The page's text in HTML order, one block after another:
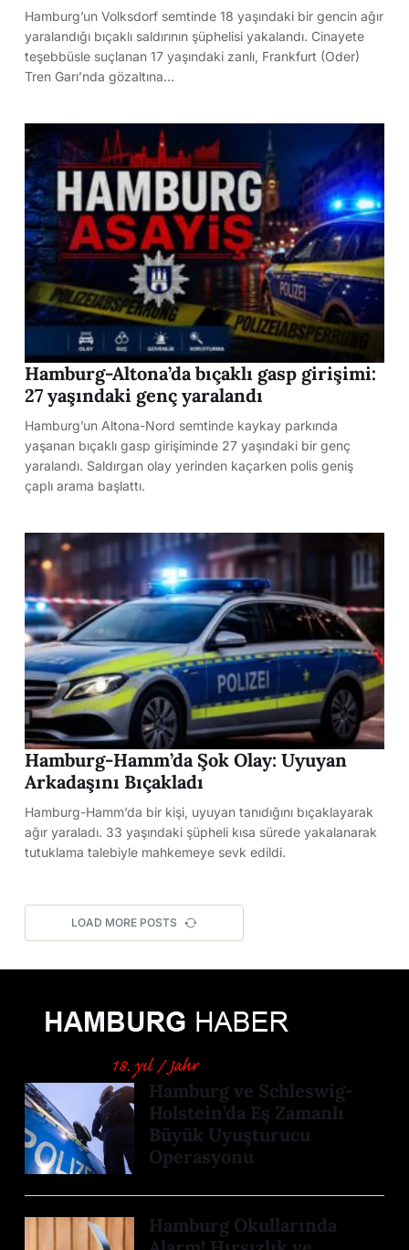
Hamburg’un Volksdorf semtinde 18 yaşındaki bir gencin ağır
yaralandığı bıçaklı saldırının şüphelisi yakalandı. Cinayete
teşebbüsle suçlanan 17 yaşındaki zanlı, Frankfurt (Oder)
Tren Garı’nda gözaltına…
Hamburg-Altona’da bıçaklı gasp girişimi:
27 yaşındaki genç yaralandı
Hamburg’un Altona-Nord semtinde kaykay parkında
yaşanan bıçaklı gasp girişiminde 27 yaşındaki bir genç
yaralandı. Saldırgan olay yerinden kaçarken polis geniş
çaplı arama başlattı.
Hamburg-Hamm’da Şok Olay: Uyuyan
Arkadaşını Bıçakladı
Hamburg-Hamm’da bir kişi, uyuyan tanıdığını bıçaklayarak
ağır yaraladı. 33 yaşındaki şüpheli kısa sürede yakalanarak
tutuklama talebiyle mahkemeye sevk edildi.
LOAD MORE POSTS
Hamburg ve Schleswig-
Holstein’da Eş Zamanlı
Büyük Uyuşturucu
Operasyonu
Hamburg Okullarında